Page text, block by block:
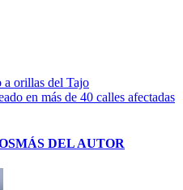
orillas del Tajo
en más de 40 calles afectadas
MÁS DEL AUTOR